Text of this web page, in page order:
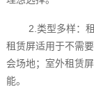
2.类型多样：
租赁屏适用于不需
会场地；室外租赁
能。